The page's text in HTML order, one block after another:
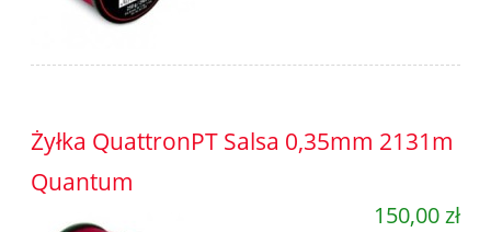
Żyłka QuattronPT Salsa 0,35mm 2131m
Quantum
150,00 zł